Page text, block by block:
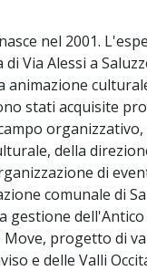
nel 2001.
di Via Alessi a
animazione
stati acquisite
organizzativo,
della
di
comunale di
gestione dell'Antico
Move, progetto di
e delle Valli